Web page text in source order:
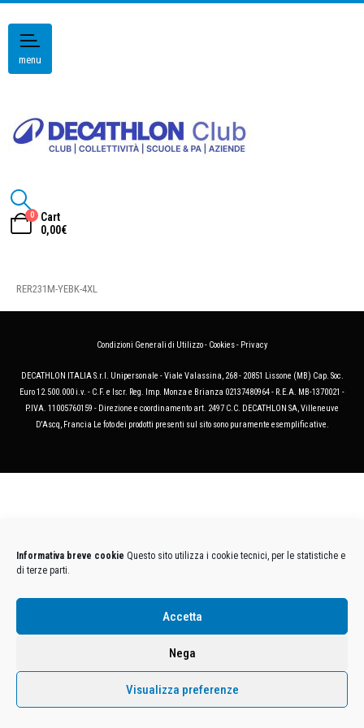
Informativa breve cookie Questo sito utilizza i cookie tecnici, per le statistiche e
di terze parti.
Accetta
Nega
Visualizza preferenze
menu
0
Cart
0,00€
RER231M-YEBK-4XL
Condizioni Generali di Utilizzo- Cookies- Privacy
DECATHLON ITALIA S.r.l. Unipersonale - Viale Valassina, 268 - 20851 Lissone (MB) Cap. Soc.
Euro 12.500.000 i.v. - C.F. e Iscr. Reg. Imp. Monza e Brianza 02137480964 - R.E.A. MB-1370021 -
P.IVA. 11005760159 - Direzione e coordinamento art. 2497 C.C. DECATHLON SA, Villeneuve
D'Ascq, Francia Le foto dei prodotti presenti sul sito sono puramente esemplificative.